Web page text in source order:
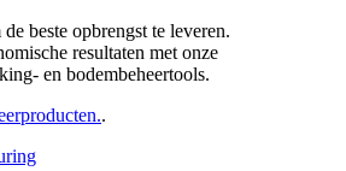
beste opbrengst te leveren.
resultaten met onze
en bodembeheertools.
.